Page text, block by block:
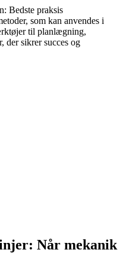
Bedste praksis
som kan anvendes i
til planlægning,
der sikrer succes og
Når mekanik